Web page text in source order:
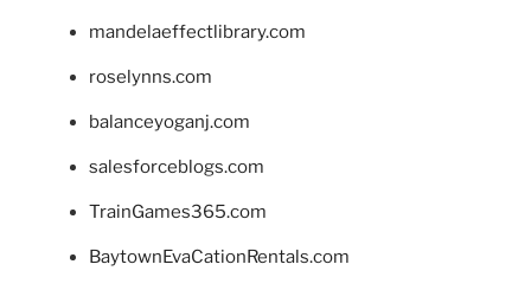
mandelaeffectlibrary.com
roselynns.com
balanceyoganj.com
salesforceblogs.com
TrainGames365.com
BaytownEvaCationRentals.com